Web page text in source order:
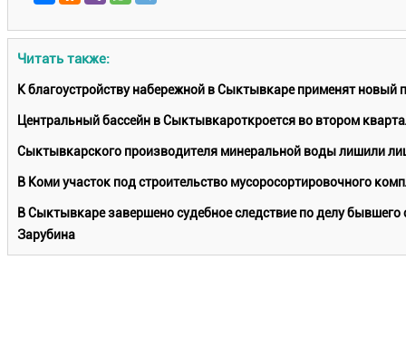
Читать также:
К благоустройству набережной в Сыктывкаре применят новый
Центральный бассейн в Сыктывкароткроется во втором
Сыктывкарского производителя минеральной воды лишили
В Коми участок под строительство мусоросортировочного
В Сыктывкаре завершено судебное следствие по делу
Зарубина